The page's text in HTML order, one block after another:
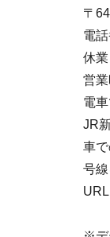
〒
電
休
営
電
JR
車
号
URL